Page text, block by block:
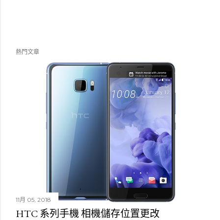
熱門文章
11月 05, 2018
HTC 系列手機 相機儲存位置更改